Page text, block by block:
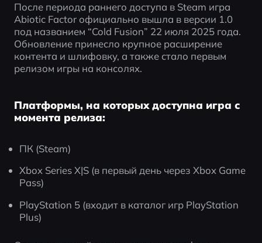
После периода раннего доступа в Steam игра
Abiotic Factor официально вышла в версии 1.0
под названием “Cold Fusion” 22 июля 2025 года.
Обновление принесло крупное расширение
контента и шлифовку, а также стало первым
релизом игры на консолях.
Платформы, на которых доступна игра с
момента релиза:
ПК (Steam)
Xbox Series X|S (в первый день через Xbox Game
Pass)
PlayStation 5 (входит в каталог игр PlayStation
Plus)